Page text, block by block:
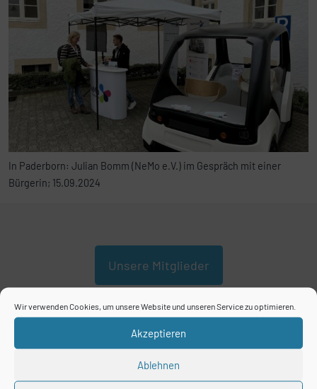
Wir verwenden Cookies, um unsere Website und unseren Service zu optimieren.
Akzeptieren
Ablehnen
In Paderborn: Julian Bomm (NeMo e.V.) im Gespräch mit einer
Bürgerin; 15.09.2024
Unsere Mitglieder